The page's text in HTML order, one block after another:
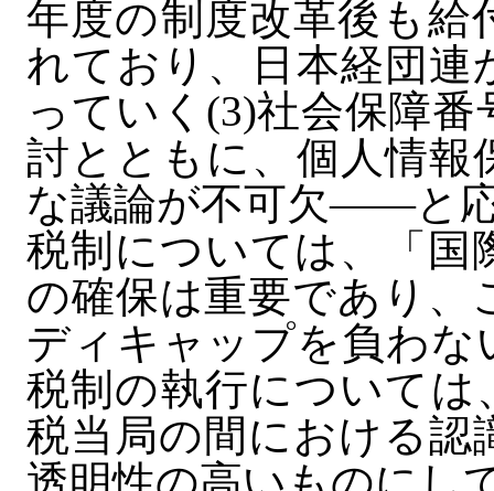
年度の制度改革後も給
れており、日本経団連
っていく(3)社会保障
討とともに、個人情報
な議論が不可欠――と
税制については、「国
の確保は重要であり、
ディキャップを負わ
税制の執行については
税当局の間における認